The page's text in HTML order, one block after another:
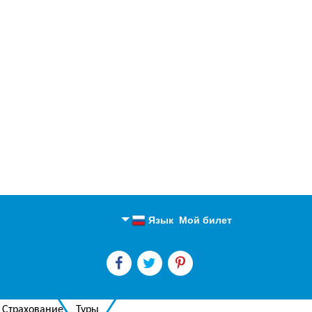
Мой билет
Язык
Английский